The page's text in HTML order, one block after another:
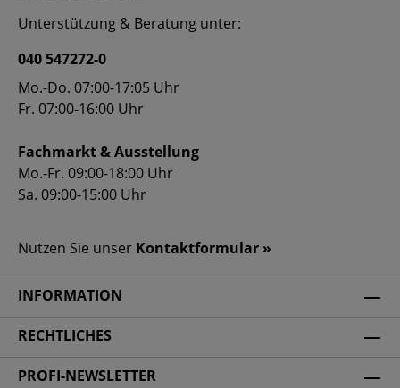
Unterstützung & Beratung unter:
040 547272-0
Mo.-Do. 07:00-17:05 Uhr
Fr. 07:00-16:00 Uhr
Fachmarkt & Ausstellung
Mo.-Fr. 09:00-18:00 Uhr
Sa. 09:00-15:00 Uhr
Nutzen Sie unser Kontaktformular »
INFORMATION
RECHTLICHES
PROFI-NEWSLETTER